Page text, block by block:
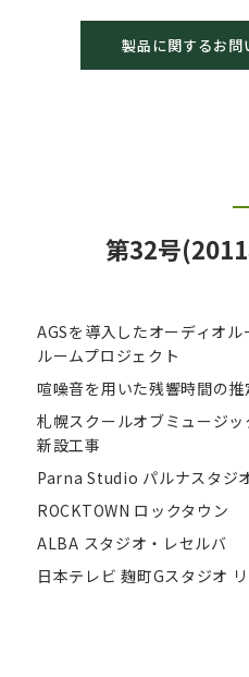
製品に関するお問
第32号
AGSを導入したオーディオル
ルームプロジェクト
喧噪音を用いた残響時間の推
札幌スクールオブミュージ
新設工事
Parna Studio パルナスタジ
ROCKTOWN ロックタウン
ALBA スタジオ・レセルバ
日本テレビ 麹町Gスタジオ